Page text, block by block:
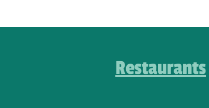
Restaurants